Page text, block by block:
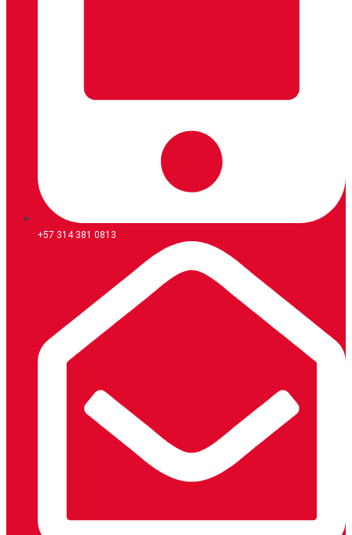
+57 314 381 0813